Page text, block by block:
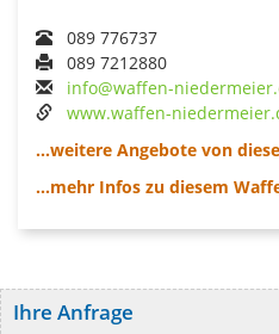
089 776737
089 7212880
info@waffen-
www.waffen-
...weitere Angebote von
...mehr Infos zu diesem
Ihre Anfrage